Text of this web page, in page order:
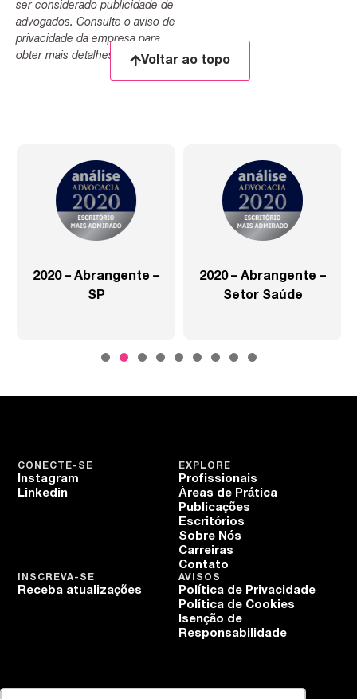
ser considerado publicidade de
advogados. Consulte o aviso de
privacidade da empresa para
obter mais detalhes.
Voltar ao topo
2020 – Abrangente –
SP
2020 – Abrangente –
Setor Saúde
EXPLORE
Profissionais
Áreas de Prática
Publicações
Escritórios
Sobre Nós
Carreiras
Contato
CONECTE-SE
Instagram
Linkedin
AVISOS
Política de Privacidade
Política de Cookies
Isenção de
Responsabilidade
INSCREVA-SE
Receba atualizações